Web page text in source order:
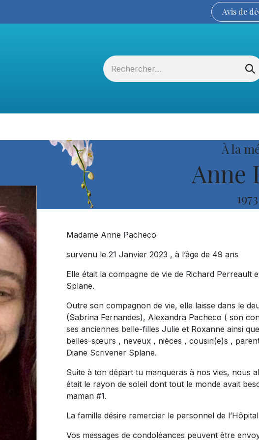
Avis de
À la
Anne
1973
Madame Anne Pacheco
survenu le 21 Janvier 2023 , à l’âge de 49 ans
Elle était la compagne de vie de Richard Perreault
Splane.
Outre son compagnon de vie, elle laisse dans le
(Sabrina Fernandes), Alexandra Pacheco ( son
ses anciennes belle-filles Julie et Roxanne ainsi
belles-sœurs , neveux , nièces , cousin(e)s ,
Diane Scrivener Splane.
Suite à ton départ tu manqueras à nos vies, nous
était le rayon de soleil dont tout le monde avait
maman #1.
La famille désire remercier le personnel de
Vos messages de condoléances peuvent être